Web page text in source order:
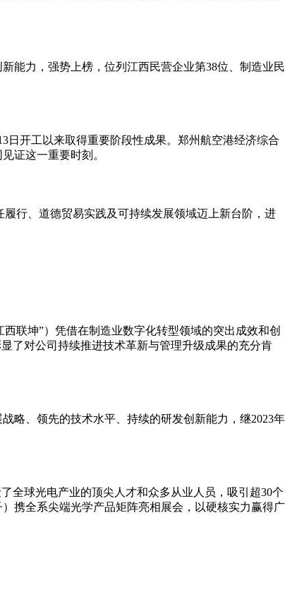
能力，强势上榜，位列江西民营企业第38位、制造业民
日开工以来取得重要阶段性成果。郑州航空港经济综合
证这一重要时刻。
履行、道德贸易实践及可持续发展领域迈上新台阶，进
联坤”）凭借在制造业数字化转型领域的突出成效和创
了对公司持续推进技术革新与管理升级成果的充分肯
略、领先的技术水平、持续的研发创新能力，继2023年
全球光电产业的顶尖人才和众多从业人员，吸引超30个
携全系尖端光学产品矩阵亮相展会，以硬核实力赢得广